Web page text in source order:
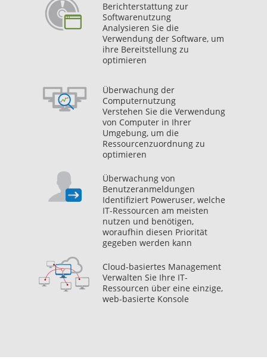
Berichterstattung zur
Softwarenutzung
Analysieren Sie die
Verwendung der Software, um
ihre Bereitstellung zu
optimieren
Überwachung der
Computernutzung
Verstehen Sie die Verwendung
von Computer in Ihrer
Umgebung, um die
Ressourcenzuordnung zu
optimieren
Überwachung von
Benutzeranmeldungen
Identifiziert Poweruser, welche
IT-Ressourcen am meisten
nutzen und benötigen,
woraufhin diesen Priorität
gegeben werden kann
Cloud-basiertes Management
Verwalten Sie Ihre IT-
Ressourcen über eine einzige,
web-basierte Konsole